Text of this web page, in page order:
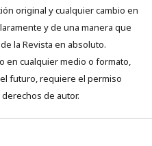
original y cualquier cambio en
y de una manera que
la Revista en absoluto.
en cualquier medio o formato,
futuro, requiere el permiso
de autor.